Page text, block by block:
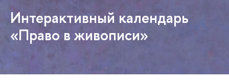
Интерактивный календарь
«Право в живописи»